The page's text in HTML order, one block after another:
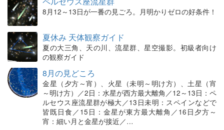
8月12～13日が一番の見ごろ。月明かりゼロの好条件！
夏休み 天体観察ガイド
夏の大三角、天の川、流星群、星空撮影。初級者向け
の観察ガイド
8月の見どころ
金星（夕方～宵）、火星（未明～明け方）、土星（宵
～明け方）／2日：水星が西方最大離角／12～13日：ペ
ルセウス座流星群が極大／13日未明：スペインなどで
皆既日食／15日：金星が東方最大離角／16日夕方～
宵：細い月と金星が接近／…